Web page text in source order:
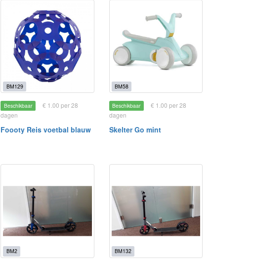
BM129
Beschikbaar
€ 1.00 per 28
dagen
Foooty Reis voetbal blauw
BM58
Beschikbaar
€ 1.00 per 28
dagen
Skelter Go mint
BM2 BM132